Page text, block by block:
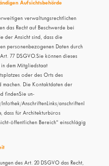
Aufsichts­behörde
verwaltungsrechtlichen
das Recht auf Beschwerde bei
der Ansicht sind, dass die
personenbezogenen Daten durch
77 DSGVO.Sie können dieses
in dem Mitgliedstaat
oder des Orts des
machen. Die Kontaktdaten der
findenSie un-
AnschriftenLinks/anschriftenl
dass für Architekturbüros
öffentlichen Bereich“ einschlägig
des Art. 20 DSGVO das Recht,